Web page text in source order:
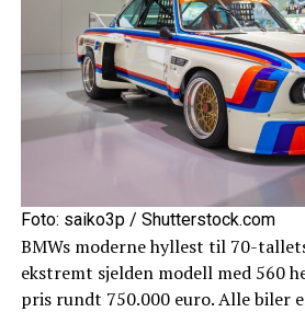
Foto: saiko3p / Shutterstock.com
BMWs moderne hyllest til 70-
ekstremt sjelden modell med 560
pris rundt 750.000 euro. Alle biler